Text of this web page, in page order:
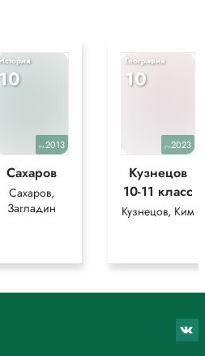
История
10
уч.2013
Сахаров
Сахаров,
Загладин
География
10
уч.2023
Кузнецов
10-11 класс
Кузнецов, Ким